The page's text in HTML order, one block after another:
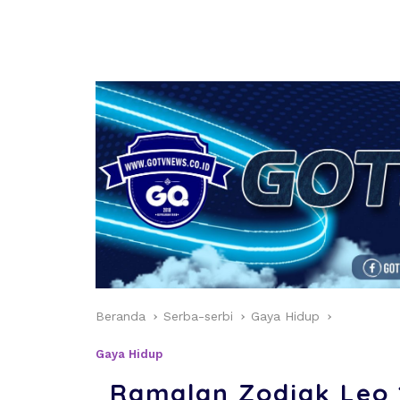
Beranda Serba-serbi Gaya Hidup
Gaya Hidup
Ramalan Zodiak